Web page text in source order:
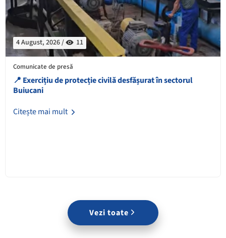
4 August, 2026 / 11
Comunicate de presă
📍 Exercițiu de protecție civilă desfășurat în sectorul
Buiucani
Citește mai mult
Vezi toate